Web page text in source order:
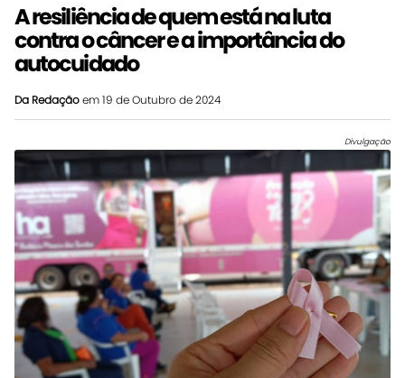
A resiliência de quem está na luta
contra o câncer e a importância do
autocuidado
Da Redaçãoem 19 de Outubro de 2024
Divulgação